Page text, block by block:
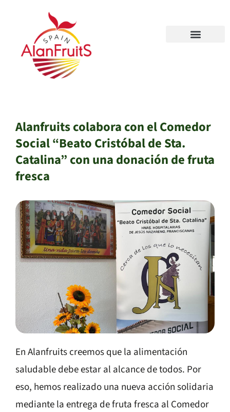
Alanfruits colabora con el Comedor
Social “Beato Cristóbal de Sta.
Catalina” con una donación de fruta
fresca
En Alanfruits creemos que la alimentación
saludable debe estar al alcance de todos. Por
eso, hemos realizado una nueva acción solidaria
mediante la entrega de fruta fresca al Comedor